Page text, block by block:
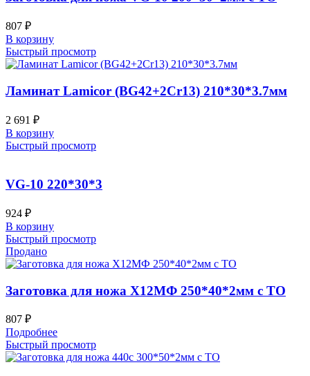
807 ₽
В корзину
Быстрый просмотр
Ламинат Lamicor (BG42+2Cr13) 210*30*3.7мм
2 691 ₽
В корзину
Быстрый просмотр
VG-10 220*30*3
924 ₽
В корзину
Быстрый просмотр
Продано
Заготовка для ножа Х12МФ 250*40*2мм с ТО
807 ₽
Подробнее
Быстрый просмотр